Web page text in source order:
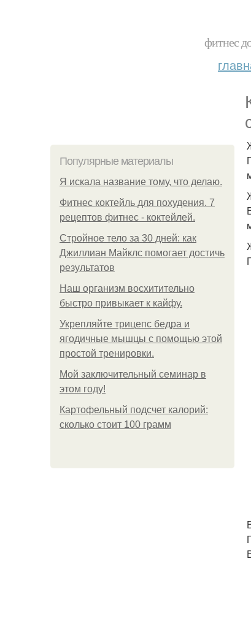
фитнес
Популярные материалы
Я искала название тому, что делаю.
Фитнес коктейль для похудения. 7
рецептов фитнес - коктейлей.
Стройное тело за 30 дней: как
Джиллиан Майклс помогает достичь
результатов
Наш организм восхитительно
быстро привыкает к кайфу.
Укрепляйте трицепс бедра и
ягодичные мышцы с помощью этой
простой тренировки.
Мой заключительный семинар в
этом году!
Картофельный подсчет калорий:
сколько стоит 100 грамм